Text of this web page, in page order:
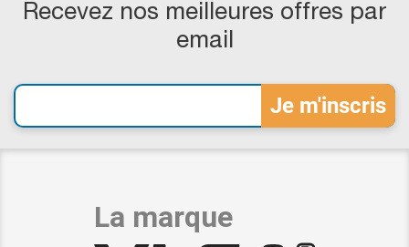
Recevez nos meilleures offres par
email